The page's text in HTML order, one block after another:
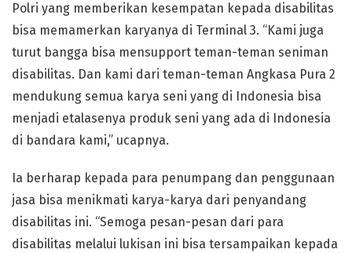
Polri yang memberikan kesempatan kepada disabilitas
bisa memamerkan karyanya di Terminal 3. “Kami juga
turut bangga bisa mensupport teman-teman seniman
disabilitas. Dan kami dari teman-teman Angkasa Pura 2
mendukung semua karya seni yang di Indonesia bisa
menjadi etalasenya produk seni yang ada di Indonesia
di bandara kami,” ucapnya.
Ia berharap kepada para penumpang dan penggunaan
jasa bisa menikmati karya-karya dari penyandang
disabilitas ini. “Semoga pesan-pesan dari para
disabilitas melalui lukisan ini bisa tersampaikan kepada